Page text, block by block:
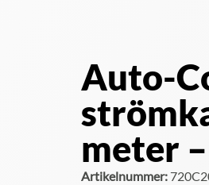
Auto-
meter
Artikelnummer: